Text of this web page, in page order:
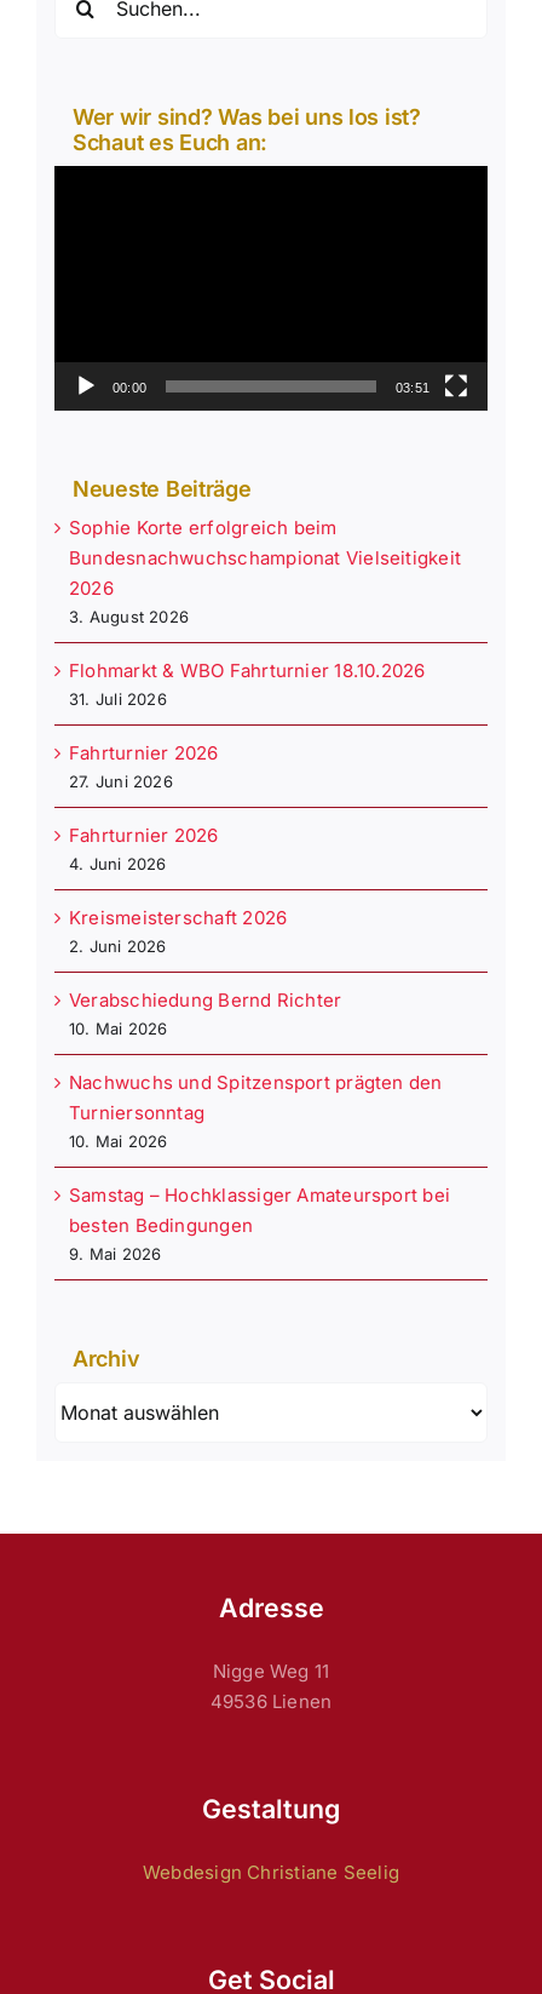
nach:
Wer wir sind? Was bei uns los ist?
Schaut es Euch an:
00:00 03:51
Neueste Beiträge
Sophie Korte erfolgreich beim
Bundesnachwuchschampionat Vielseitigkeit
2026
3. August 2026
Flohmarkt & WBO Fahrturnier 18.10.2026
31. Juli 2026
Fahrturnier 2026
27. Juni 2026
Fahrturnier 2026
4. Juni 2026
Kreismeisterschaft 2026
2. Juni 2026
Verabschiedung Bernd Richter
10. Mai 2026
Nachwuchs und Spitzensport prägten den
Turniersonntag
10. Mai 2026
Samstag – Hochklassiger Amateursport bei
besten Bedingungen
9. Mai 2026
Archiv
Adresse
Nigge Weg 11
49536 Lienen
Gestaltung
Webdesign Christiane Seelig
Get Social